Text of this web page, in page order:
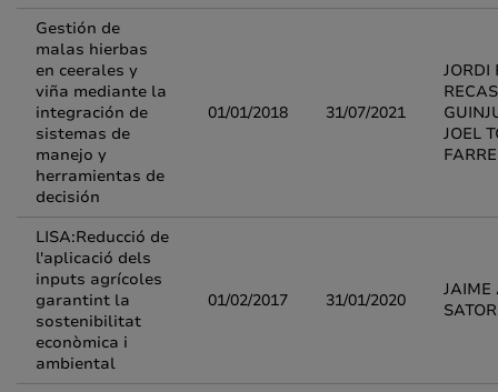
Gestión de
malas hierbas
en ceerales y
viña mediante la
integración de
sistemas de
manejo y
herramientas de
decisión
01/01/2018 31/07/2021
JORDI
JOEL
FARRE
LISA:Reducció de
l'aplicació dels
inputs agrícoles
garantint la
sostenibilitat
econòmica i
ambiental
01/02/2017 31/01/2020
JAIME